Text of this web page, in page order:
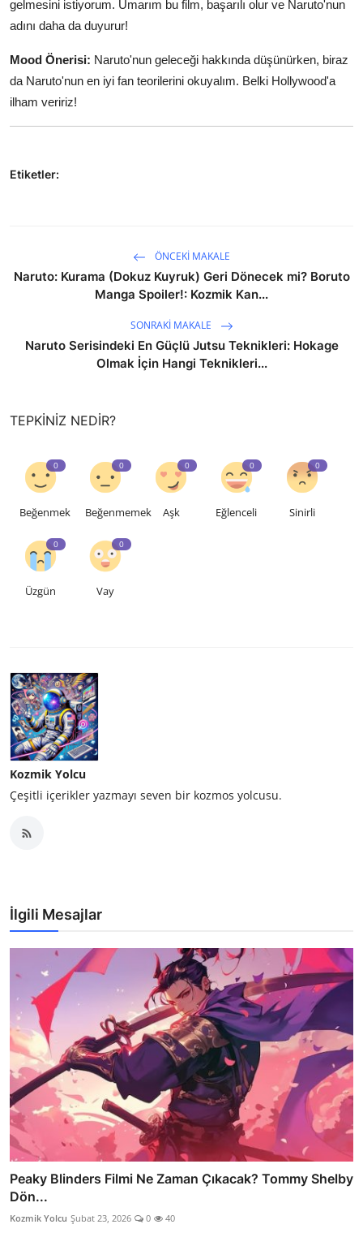
gelmesini istiyorum. Umarım bu film, başarılı olur ve Naruto'nun
adını daha da duyurur!
Mood Önerisi: Naruto'nun geleceği hakkında düşünürken, biraz
da Naruto'nun en iyi fan teorilerini okuyalım. Belki Hollywood'a
ilham veririz!
Etiketler:
ÖNCEKI MAKALE
Naruto: Kurama (Dokuz Kuyruk) Geri Dönecek mi? Boruto
Manga Spoiler!: Kozmik Kan...
SONRAKI MAKALE
Naruto Serisindeki En Güçlü Jutsu Teknikleri: Hokage
Olmak İçin Hangi Teknikleri...
TEPKINIZ NEDIR?
0
Beğenmek
0
Beğenmemek
0
Aşk
0
Eğlenceli
0
Sinirli
0
Üzgün
0
Vay
Kozmik Yolcu
Çeşitli içerikler yazmayı seven bir kozmos yolcusu.
İlgili Mesajlar
Peaky Blinders Filmi Ne Zaman Çıkacak? Tommy Shelby
Dön...
Kozmik Yolcu Şubat 23, 2026 0 40